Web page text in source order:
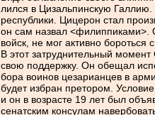
лился в Цизальпинскую
республики. Цицерон стал
он сам назвал <филиппиками>.
войск, не мог активно бороться
В этот затруднительный
свою поддержку. Он обещал
бора воинов цезарианцев в
будет избран претором.
и он в возрасте 19 лет был
сенатским консулам